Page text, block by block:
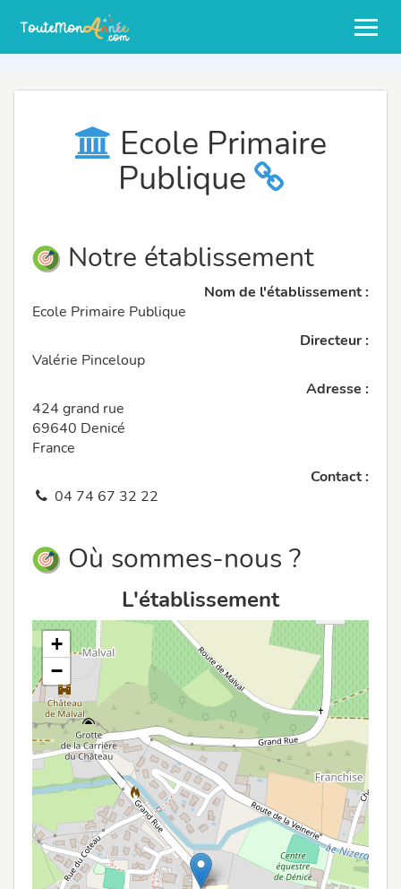
Ecole Primaire
Publique
Notre établissement
Nom de l'établissement :
Ecole Primaire Publique
Directeur :
Valérie Pinceloup
Adresse :
424 grand rue
69640 Denicé
France
Contact :
04 74 67 32 22
Où sommes-nous ?
L'établissement
+
−